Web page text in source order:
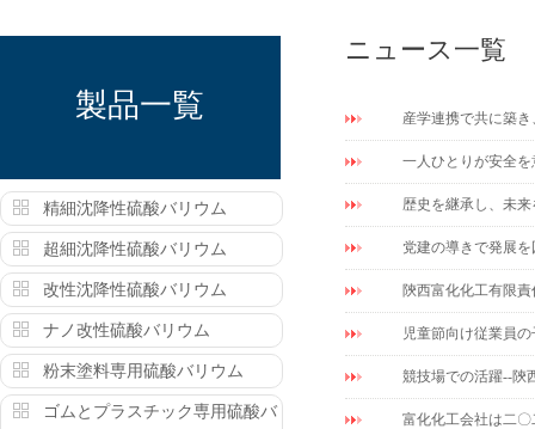
製品一覧
精細沈降性硫酸バリウム
超細沈降性硫酸バリウム
改性沈降性硫酸バリウム
ナノ改性硫酸バリウム
粉末塗料専用硫酸バリウム
ゴムとプラスチック専用硫酸バ
ニュース一覧
産学連携で共に築
一人ひとりが安全
歴史を継承し、未
党建の導きで発展
陝西富化化工有限
児童節向け従業員
競技場での活躍--陝
富化化工会社は二